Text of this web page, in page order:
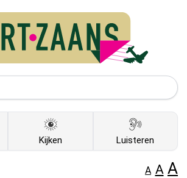
Kijken Luisteren
A A A